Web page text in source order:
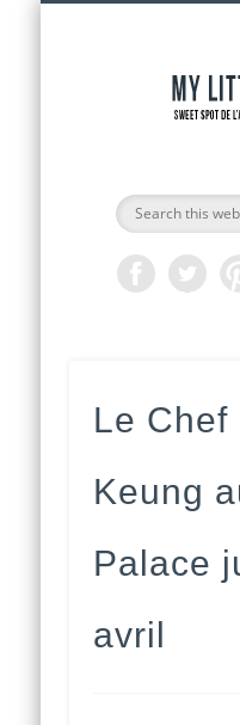
Le Chef
Keung
Palace
avril